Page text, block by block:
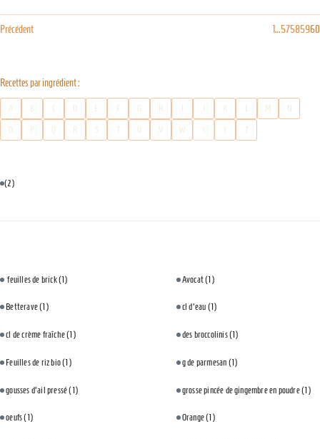
Précédent 1…57585960
Recettes par ingrédient :
A B C D E F G H I J K L M
N
O
P Q R S T U V W Y Z
(2)
feuilles de brick(1) Avocat(1)
Betterave(1) cl d'eau (1)
cl de crème fraîche(1) des broccolinis(1)
Feuilles de riz bio(1) g de parmesan (1)
gousses d'ail pressé(1) grosse pincée de gingembre en poudre(1)
oeufs(1) Orange(1)